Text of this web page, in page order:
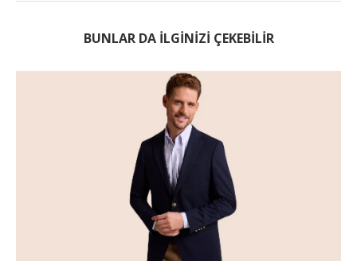
BUNLAR DA ILGINIZI ÇEKEBILIR